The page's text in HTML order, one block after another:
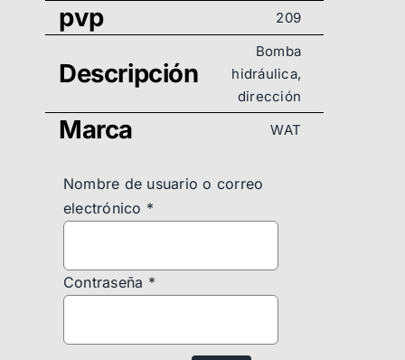
pvp 209
Descripción
Bomba
hidráulica,
dirección
Marca WAT
Nombre de usuario o correo
electrónico *
Contraseña *